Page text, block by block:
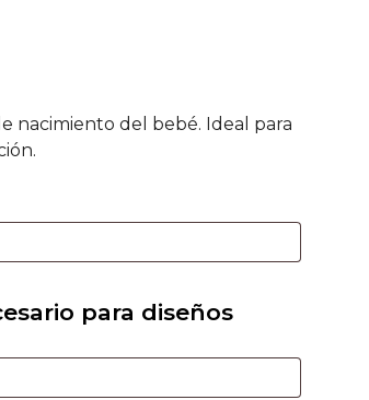
nacimiento del bebé. Ideal para
para diseños